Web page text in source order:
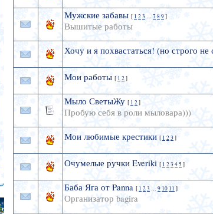
Мужские забавы [ 1 23 …7 8 9]
Вышитые работы
Хочу и я похвастаться! (но строго не
Мои работы [ 1 2]
Мыло СветыЖу [ 1 2]
Пробую себя в роли мыловара)))
Мои любимые крестики [ 1 23 ]
Очумелые ручки Everiki [ 1 23 45 ]
Баба Яга от Panna [ 1 23 …9 10 11 ]
Организатор bagira